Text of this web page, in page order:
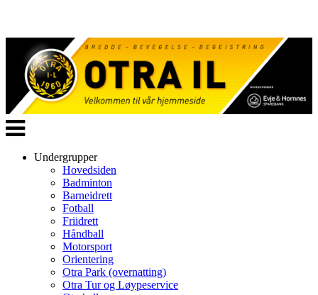
Veksle
navigasjon
Undergrupper
Hovedsiden
Badminton
Barneidrett
Fotball
Friidrett
Håndball
Motorsport
Orientering
Otra Park (overnatting)
Otra Tur og Løypeservice